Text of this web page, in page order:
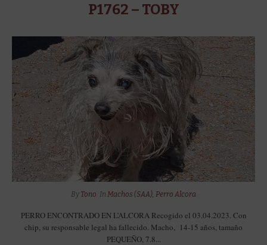
P1762 – TOBY
By Tono In Machos (SAA), Perro Alcora
PERRO ENCONTRADO EN L’ALCORA Recogido el 03.04.2023. Con
chip, su responsable legal ha fallecido. Macho, 14-15 años, tamaño
PEQUEÑO, 7.8...